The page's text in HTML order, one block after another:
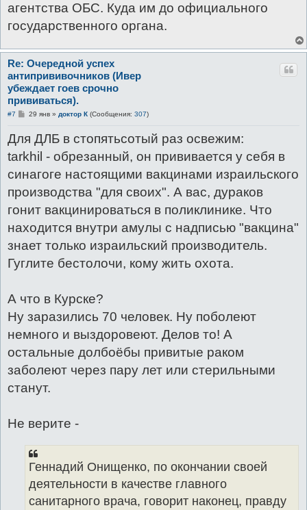
агентства ОБС. Куда им до официального
государственного органа.
Re: Очередной успех
антипрививочников (Ивер
убеждает гоев срочно
прививаться).
#7
С
б
е
н
и
е
29 янв» доктор К(Сообщения: 307)
Для ДЛБ в стопятьсотый раз освежим:
tarkhil - обрезанный, он прививается у себя в
синагоге настоящими вакцинами израильского
производства "для своих". А вас, дураков
гонит вакцинироваться в поликлинике. Что
находится внутри амулы с надписью "вакцина"
знает только израильский производитель.
Гуглите бестолочи, кому жить охота.
А что в Курске?
Ну заразились 70 человек. Ну поболеют
немного и выздоровеют. Делов то! А
остальные долбоёбы привитые раком
заболеют через пару лет или стерильными
станут.
Не верите -
Геннадий Онищенко, по окончании своей
деятельности в качестве главного
санитарного врача, говорит наконец, правду